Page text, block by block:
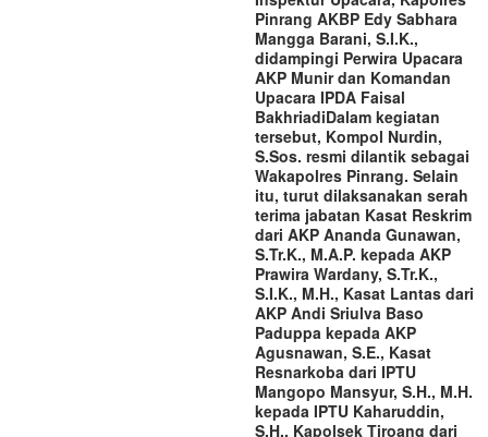
Pinrang AKBP Edy Sabhara
Mangga Barani, S.I.K.,
didampingi Perwira Upacara
AKP Munir dan Komandan
Upacara IPDA Faisal
Bakhriadi‎‎Dalam kegiatan
tersebut, Kompol Nurdin,
S.Sos. resmi dilantik sebagai
Wakapolres Pinrang. Selain
itu, turut dilaksanakan serah
terima jabatan Kasat Reskrim
dari AKP Ananda Gunawan,
S.Tr.K., M.A.P. kepada AKP
Prawira Wardany, S.Tr.K.,
S.I.K., M.H., Kasat Lantas dari
AKP Andi Sriulva Baso
Paduppa kepada AKP
Agusnawan, S.E., Kasat
Resnarkoba dari IPTU
Mangopo Mansyur, S.H., M.H.
kepada IPTU Kaharuddin,
S.H., Kapolsek Tiroang dari